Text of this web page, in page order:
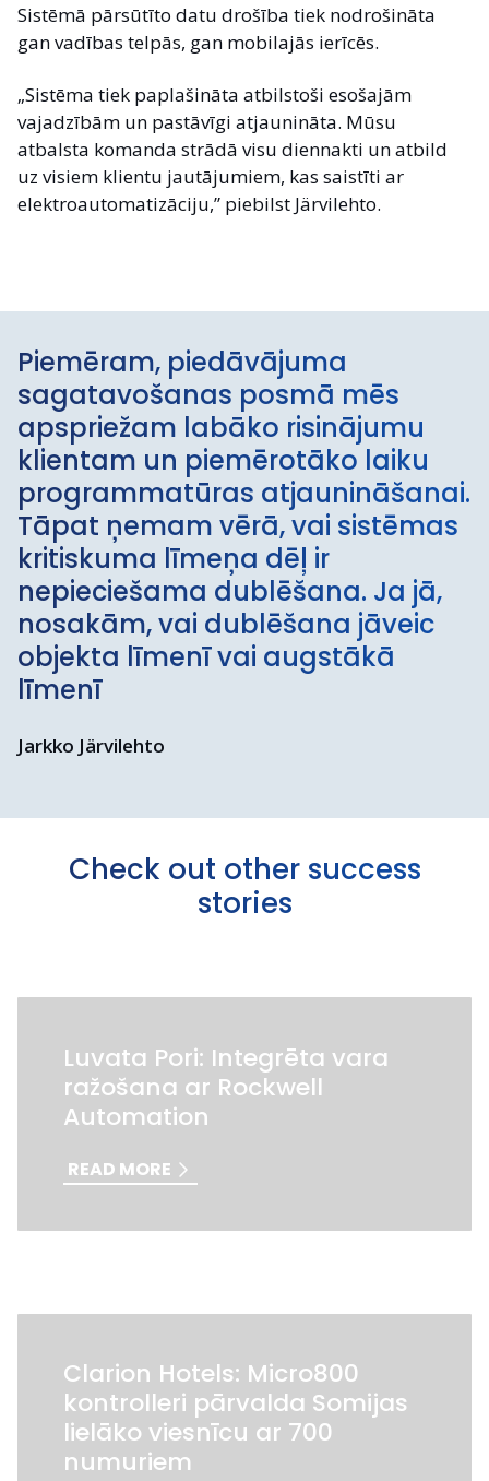
Sistēmā pārsūtīto datu drošība tiek nodrošināta
gan vadības telpās, gan mobilajās ierīcēs.
„Sistēma tiek paplašināta atbilstoši esošajām
vajadzībām un pastāvīgi atjaunināta. Mūsu
atbalsta komanda strādā visu diennakti un atbild
uz visiem klientu jautājumiem, kas saistīti ar
elektroautomatizāciju,” piebilst Järvilehto.
Piemēram, piedāvājuma
sagatavošanas posmā mēs
apspriežam labāko risinājumu
klientam un piemērotāko laiku
programmatūras atjaunināšanai.
Tāpat ņemam vērā, vai sistēmas
kritiskuma līmeņa dēļ ir
nepieciešama dublēšana. Ja jā,
nosakām, vai dublēšana jāveic
objekta līmenī vai augstākā
līmenī
Jarkko Järvilehto
Check out other success
stories
Luvata Pori: Integrēta vara
ražošana ar Rockwell
Automation
READ MORE
Clarion Hotels: Micro800
kontrolleri pārvalda Somijas
lielāko viesnīcu ar 700
numuriem